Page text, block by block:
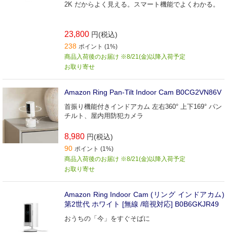
2K だからよく見える。スマート機能でよくわかる。
23,800 円(税込)
238 ポイント (1%)
商品入荷後のお届け ※8/21(金)以降入荷予定
お取り寄せ
Amazon Ring Pan-Tilt Indoor Cam B0CG2VN86V
首振り機能付きインドアカム 左右360° 上下169° パン
チルト、屋内用防犯カメラ
8,980 円(税込)
90 ポイント (1%)
商品入荷後のお届け ※8/21(金)以降入荷予定
お取り寄せ
Amazon Ring Indoor Cam (リング インドアカム)
第2世代 ホワイト [無線 /暗視対応] B0B6GKJR49
おうちの「今」をすぐそばに